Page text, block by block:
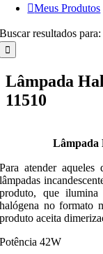
Meus Produtos
Buscar resultados para:
Lâmpada
11510
Lâmpada
Para atender
lâmpadas
produto, que
halógena no formato
produto aceita
Potência 42W